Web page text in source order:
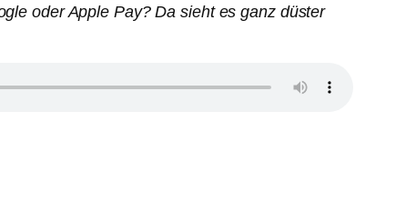
oder Apple Pay? Da sieht es ganz düster